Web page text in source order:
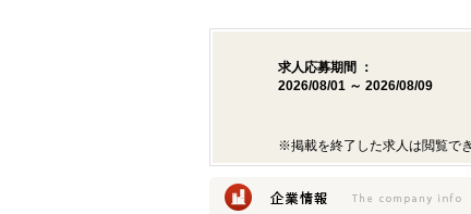
求人応募期間 ：
2026/08/01 ～ 2026/08/09
※掲載を終了した求人は閲覧で